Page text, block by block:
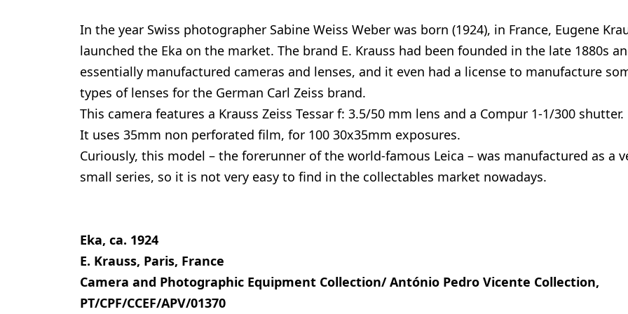
In the year Swiss photographer Sabine Weiss Weber was born (1924), in France, Eugene
launched the Eka on the market. The brand E. Krauss had been founded in the late 1880s
essentially manufactured cameras and lenses, and it even had a license to manufacture
types of lenses for the German Carl Zeiss brand.
This camera features a Krauss Zeiss Tessar f: 3.5/50 mm lens and a Compur 1-1/300 shutter.
It uses 35mm non perforated film, for 100 30x35mm exposures.
Curiously, this model – the forerunner of the world-famous Leica – was manufactured as a
small series, so it is not very easy to find in the collectables market nowadays.
Eka, ca. 1924
E. Krauss, Paris, France
Camera and Photographic Equipment Collection/ António Pedro Vicente Collection,
PT/CPF/CCEF/APV/01370